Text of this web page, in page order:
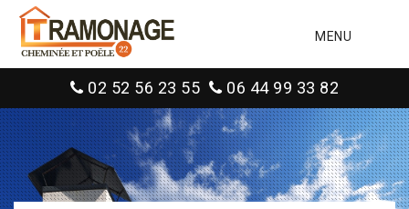
MENU
02 52 56 23 55 06 44 99 33 82